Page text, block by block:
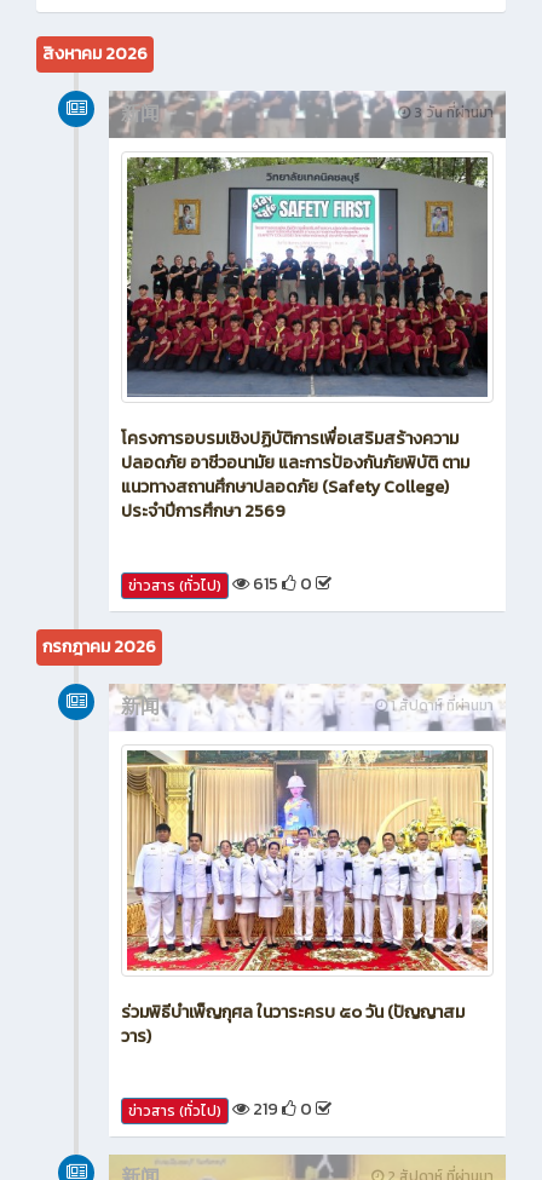
สิงหาคม 2026
3 วัน ที่ผ่านมา
新闻
โครงการอบรมเชิงปฏิบัติการเพื่อเสริมสร้างความ
ปลอดภัย อาชีวอนามัย และการป้องกันภัยพิบัติ ตาม
แนวทางสถานศึกษาปลอดภัย (Safety College)
615 0
กรกฎาคม 2026
新闻
ร่วมพิธีบำเพ็ญกุศล ในวาระครบ ๕๐ วัน (ปัญญาสม
ข่าวสาร (ทั่วไป) 219 0